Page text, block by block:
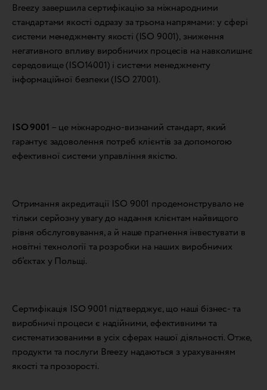
Breezy завершила сертифікацію за міжнародними
стандартами якості одразу за трьома напрямами: у сфері
системи менеджменту якості (ISO 9001), зниження
негативного впливу виробничих процесів на навколишнє
середовище (ISO14001) і системи менеджменту
інформаційної безпеки (ISO 27001).
ISO 9001 – це міжнародно-визнаний стандарт, який
гарантує задоволення потреб клієнтів за допомогою
ефективної системи управління якістю.
Отримання акредитації ISO 9001 продемонструвало не
тільки серйозну увагу до надання клієнтам найвищого
рівня обслуговування, а й наше прагнення інвестувати в
новітні технології та розробки на наших виробничих
об’єктах у Польщі.
Сертифікація ISO 9001 підтверджує, що наші бізнес- та
виробничі процеси є надійними, ефективними та
систематизованими в усіх сферах нашої діяльності. Отже,
продукти та послуги Breezy надаються з урахуванням
якості та прозорості.